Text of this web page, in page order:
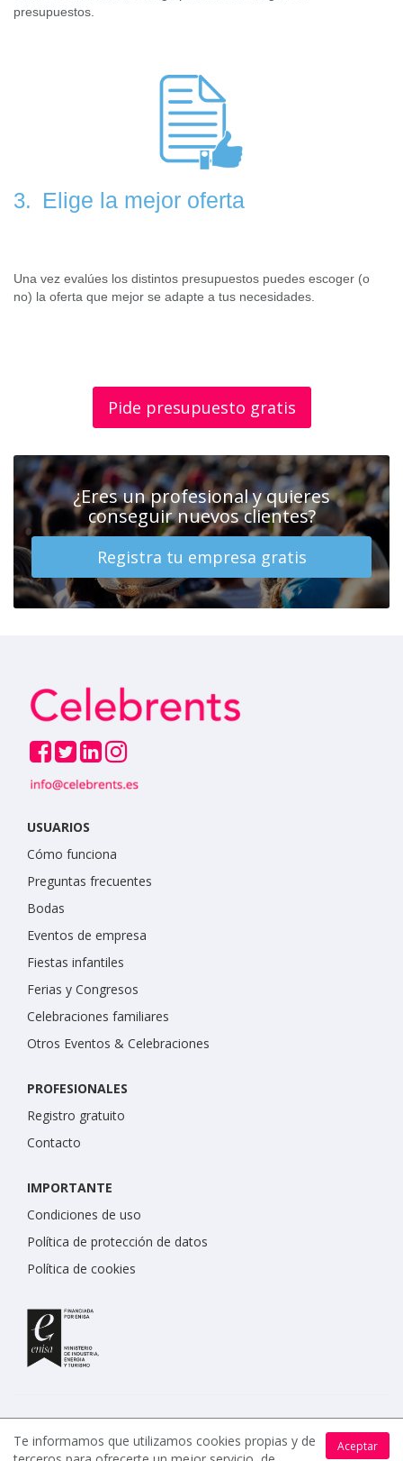
presupuestos.
3. Elige la mejor oferta
Una vez evalúes los distintos presupuestos puedes escoger (o
no) la oferta que mejor se adapte a tus necesidades.
Pide presupuesto gratis
¿Eres un profesional y quieres
conseguir nuevos clientes?
Registra tu empresa gratis
USUARIOS
Cómo funciona
Preguntas frecuentes
Bodas
Eventos de empresa
Fiestas infantiles
Ferias y Congresos
Celebraciones familiares
Otros Eventos & Celebraciones
PROFESIONALES
Registro gratuito
Contacto
IMPORTANTE
Condiciones de uso
Política de protección de datos
Política de cookies
Aceptar
Te informamos que utilizamos cookies propias y de